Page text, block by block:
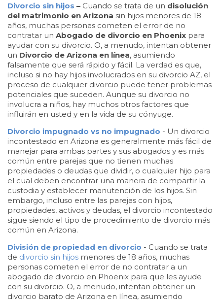
Divorcio sin hijos – Cuando se trata de un disolución
del matrimonio en Arizona sin hijos menores de 18
años, muchas personas cometen el error de no
contratar un Abogado de divorcio en Phoenix para
ayudar con su divorcio. O, a menudo, intentan obtener
un Divorcio de Arizona en línea, asumiendo
falsamente que será rápido y fácil. La verdad es que,
incluso si no hay hijos involucrados en su divorcio AZ, el
proceso de cualquier divorcio puede tener problemas
potenciales que suceden. Aunque su divorcio no
involucra a niños, hay muchos otros factores que
influirán en usted y en la vida de su cónyuge.
Divorcio impugnado vs no impugnado - Un divorcio
incontestado en Arizona es generalmente más fácil de
manejar para ambas partes y sus abogados y es más
común entre parejas que no tienen muchas
propiedades o deudas que dividir, o cualquier hijo para
el cual deben encontrar una manera de compartir la
custodia y establecer manutención de los hijos. Sin
embargo, incluso entre las parejas con hijos,
propiedades, activos y deudas, el divorcio incontestado
sigue siendo el tipo de procedimiento de divorcio más
común en Arizona.
División de propiedad en divorcio - Cuando se trata
de divorcio sin hijos menores de 18 años, muchas
personas cometen el error de no contratar a un
abogado de divorcio en Phoenix para que les ayude
con su divorcio. O, a menudo, intentan obtener un
divorcio barato de Arizona en línea, asumiendo